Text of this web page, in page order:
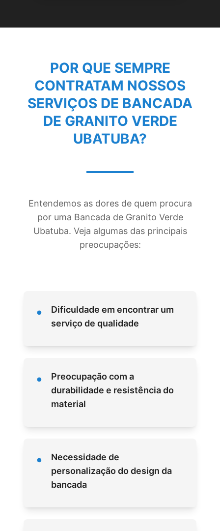
POR QUE SEMPRE
CONTRATAM NOSSOS
SERVIÇOS DE BANCADA
DE GRANITO VERDE
UBATUBA?
Entendemos as dores de quem procura
por uma Bancada de Granito Verde
Ubatuba. Veja algumas das principais
preocupações:
•
Dificuldade em encontrar um
serviço de qualidade
•
Preocupação com a
durabilidade e resistência do
material
•
Necessidade de
personalização do design da
bancada